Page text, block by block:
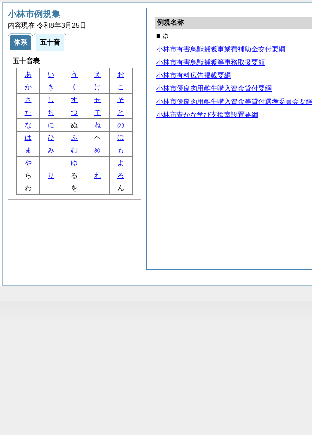
例規名称
■ ゆ
小林市有害鳥獣捕獲事業費補助金交付要綱
小林市有害鳥獣捕獲等事務取扱要領
小林市有料広告掲載要綱
小林市優良肉用雌牛購入資金貸付要綱
小林市優良肉用雌牛購入資金等貸付選考委員会要綱
小林市豊かな学び支援室設置要綱
小林市例規集
内容現在 令和8年3月25日
体系 五十音
五十音表
あ
い う え
お
か
き く け
こ
さ
し す せ
そ
た
ち つ て
と
な
に ぬ ね
の
は
ひ ふ へ
ほ
ま
み む め
も
や
ゆ
よ
ら
り る れ
ろ
わ
を ん